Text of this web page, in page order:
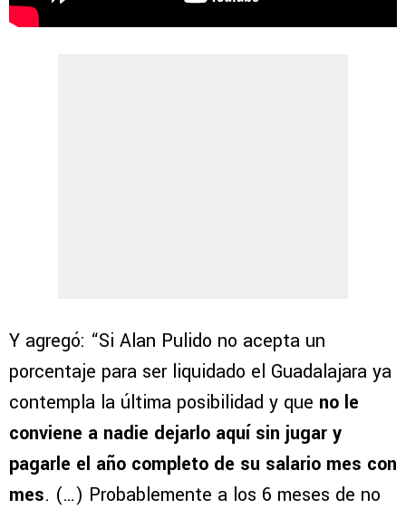
Y agregó: “Si Alan Pulido no acepta un
porcentaje para ser liquidado el Guadalajara ya
contempla la última posibilidad y que no le
conviene a nadie dejarlo aquí sin jugar y
pagarle el año completo de su salario mes con
mes. (…) Probablemente a los 6 meses de no